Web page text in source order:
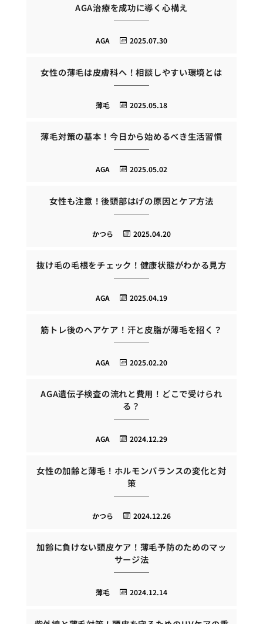
AGA治療を成功に導く心構え
2025.07.30
AGA
女性の薄毛は皮膚科へ！相談しやすい環境とは
2025.05.18
薄毛
薄毛対策の基本！今日から始めるべき生活習慣
2025.05.02
AGA
女性も注意！後頭部はげの原因とケア方法
2025.04.20
かつら
抜け毛の毛根をチェック！健康状態がわかる見方
2025.04.19
AGA
筋トレ後のヘアケア！汗と皮脂が薄毛を招く？
2025.02.20
AGA
AGA遺伝子検査の流れと費用！どこで受けられ
る？
2024.12.29
AGA
女性の加齢と薄毛！ホルモンバランスの変化と対
策
2024.12.26
かつら
加齢に負けない頭皮ケア！薄毛予防のためのマッ
サージ法
2024.12.14
薄毛